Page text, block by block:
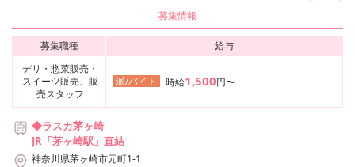
募集情報
募集職種
給与
デリ・惣菜販売・
スイーツ販売、販
売スタッフ
派/バイト 時給1,500円〜
◆ラスカ茅ヶ崎
JR「茅ヶ崎駅」直結
神奈川県茅ヶ崎市元町1-1